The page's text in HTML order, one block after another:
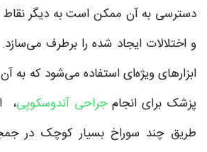
دسترسی به آن ممکن است به دیگر نقاط
و اختلالات ایجاد شده را برطرف می‌سازد.
ابزارهای ویژه‌ای استفاده می‌شود که به
پزشک برای انجامجراحی آندوسکوپی،
طریق چند سوراخ بسیار کوچک در